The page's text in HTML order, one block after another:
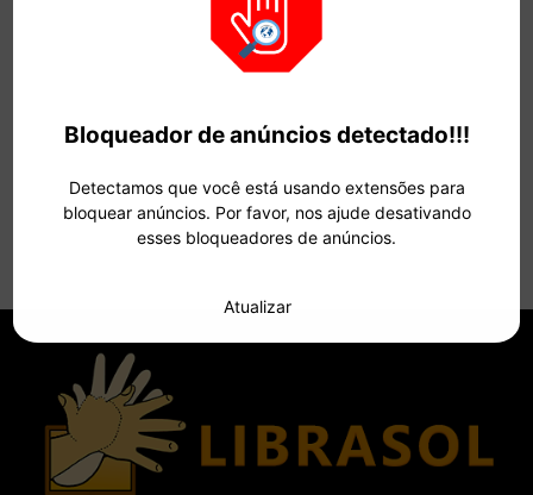
Bloqueador de anúncios detectado!!!
Detectamos que você está usando extensões para
bloquear anúncios. Por favor, nos ajude desativando
esses bloqueadores de anúncios.
Atualizar